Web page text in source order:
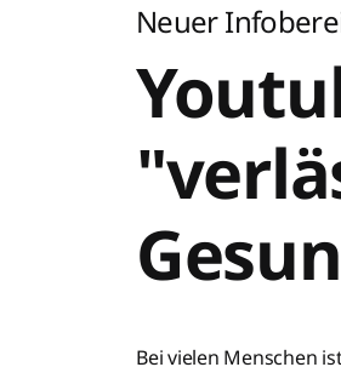
Neuer
Bei vielen Menschen